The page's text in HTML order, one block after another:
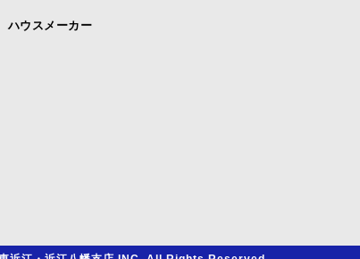
ハウスメーカー